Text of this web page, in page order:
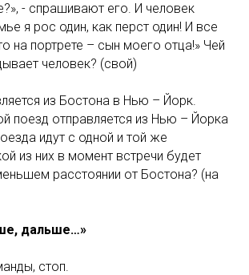
- спрашивают его. И человек
я рос один, как перст один! И все
на портрете – сын моего отца!» Чей
человек? (свой)
из Бостона в Нью – Йорк.
поезд отправляется из Нью – Йорка
идут с одной и той же
из них в момент встречи будет
расстоянии от Бостона? (на
дальше…»
стоп.